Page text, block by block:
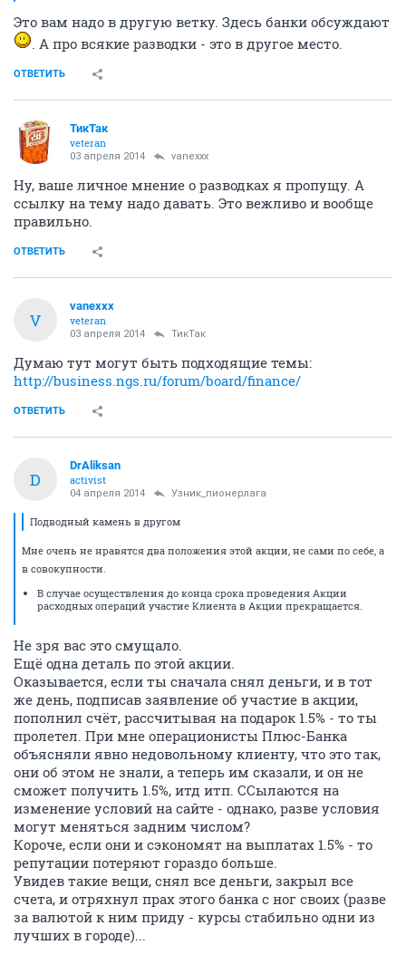
Это вам надо в другую ветку. Здесь банки обсуждают
. А про всякие разводки - это в другое место.
ОТВЕТИТЬ
ТикТак
veteran
03 апреля 2014 vanexxx
Ну, ваше личное мнение о разводках я пропущу. А
ссылку на тему надо давать. Это вежливо и вообще
правильно.
ОТВЕТИТЬ
V
vanexxx
veteran
03 апреля 2014 ТикТак
Думаю тут могут быть подходящие темы:
http://business.ngs.ru/forum/board/finance/
ОТВЕТИТЬ
D
DrAliksan
activist
04 апреля 2014 Узник_пионерлага
Подводный камень в другом
Мне очень не нравятся два положения этой акции, не сами по себе, а
в совокупности.
В случае осуществления до конца срока проведения Акции
расходных операций участие Клиента в Акции прекращается.
Не зря вас это смущало.
Ещё одна деталь по этой акции.
Оказывается, если ты сначала снял деньги, и в тот
же день, подписав заявление об участие в акции,
пополнил счёт, рассчитывая на подарок 1.5% - то ты
пролетел. При мне операционисты Плюс-Банка
объясняли явно недовольному клиенту, что это так,
они об этом не знали, а теперь им сказали, и он не
сможет получить 1.5%, итд итп. ССылаются на
изменение условий на сайте - однако, разве условия
могут меняться задним числом?
Короче, если они и сэкономят на выплатах 1.5% - то
репутации потеряют гораздо больше.
Увидев такие вещи, снял все деньги, закрыл все
счета, и отряхнул прах этого банка с ног своих (разве
за валютой к ним приду - курсы стабильно одни из
лучших в городе)...